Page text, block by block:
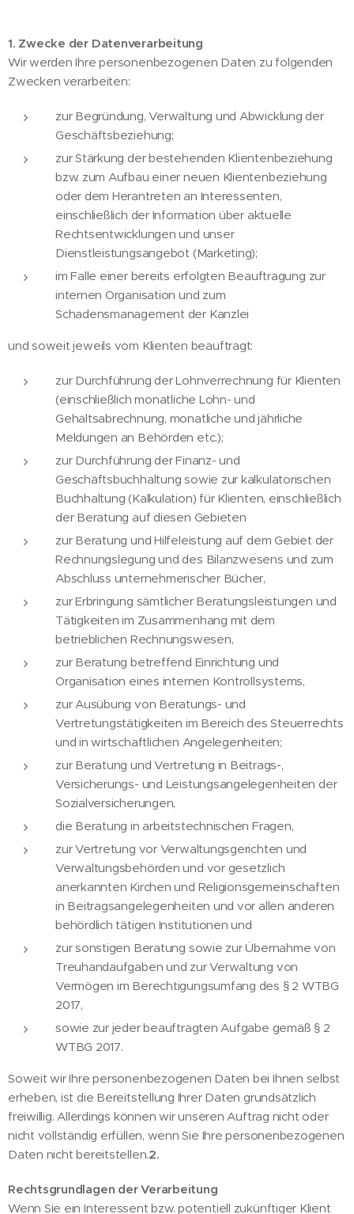
1. Zwecke der Datenverarbeitung
Wir werden Ihre personenbezogenen Daten zu folgenden
Zwecken verarbeiten:
zur Begründung, Verwaltung und Abwicklung der
Geschäftsbeziehung;
zur Stärkung der bestehenden Klientenbeziehung
bzw. zum Aufbau einer neuen Klientenbeziehung
oder dem Herantreten an Interessenten,
einschließlich der Information über aktuelle
Rechtsentwicklungen und unser
Dienstleistungsangebot (Marketing);
im Falle einer bereits erfolgten Beauftragung zur
internen Organisation und zum
Schadensmanagement der Kanzlei
und soweit jeweils vom Klienten beauftragt:
zur Durchführung der Lohnverrechnung für Klienten
(einschließlich monatliche Lohn- und
Gehaltsabrechnung, monatliche und jährliche
Meldungen an Behörden etc.);
zur Durchführung der Finanz- und
Geschäftsbuchhaltung sowie zur kalkulatorischen
Buchhaltung (Kalkulation) für Klienten, einschließlich
der Beratung auf diesen Gebieten
zur Beratung und Hilfeleistung auf dem Gebiet der
Rechnungslegung und des Bilanzwesens und zum
Abschluss unternehmerischer Bücher,
zur Erbringung sämtlicher Beratungsleistungen und
Tätigkeiten im Zusammenhang mit dem
betrieblichen Rechnungswesen,
zur Beratung betreffend Einrichtung und
Organisation eines internen Kontrollsystems,
zur Ausübung von Beratungs- und
Vertretungstätigkeiten im Bereich des Steuerrechts
und in wirtschaftlichen Angelegenheiten;
zur Beratung und Vertretung in Beitrags-,
Versicherungs- und Leistungsangelegenheiten der
Sozialversicherungen,
die Beratung in arbeitstechnischen Fragen,
zur Vertretung vor Verwaltungsgerichten und
Verwaltungsbehörden und vor gesetzlich
anerkannten Kirchen und Religionsgemeinschaften
in Beitragsangelegenheiten und vor allen anderen
behördlich tätigen Institutionen und
zur sonstigen Beratung sowie zur Übernahme von
Treuhandaufgaben und zur Verwaltung von
Vermögen im Berechtigungsumfang des § 2 WTBG
2017,
sowie zur jeder beauftragten Aufgabe gemäß § 2
WTBG 2017.
Soweit wir Ihre personenbezogenen Daten bei Ihnen selbst
erheben, ist die Bereitstellung Ihrer Daten grundsätzlich
freiwillig. Allerdings können wir unseren Auftrag nicht oder
nicht vollständig erfüllen, wenn Sie Ihre personenbezogenen
Daten nicht bereitstellen.2.
Rechtsgrundlagen der Verarbeitung
Wenn Sie ein Interessent bzw. potentiell zukünftiger Klient